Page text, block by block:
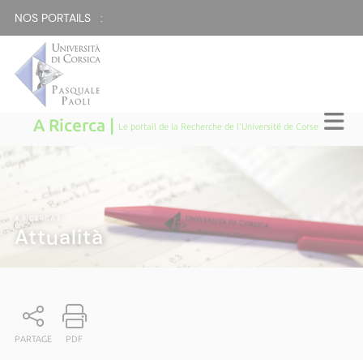
NOS PORTAILS :
A Ricerca | Le portail de la Recherche de l'Université de Corse
A RICERCA
Attualità
PARTAGE PDF